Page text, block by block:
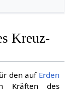
Kreuz-
den auf Erden
Kräften des